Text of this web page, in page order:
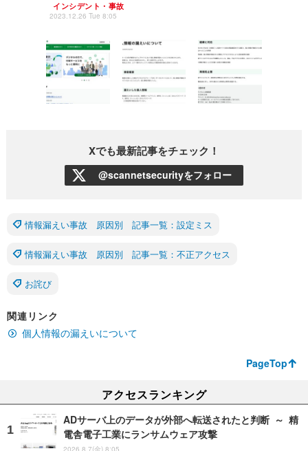
インシデント・事故
2023.12.26 Tue 8:05
Xでも最新記事をチェック！
@scannetsecurityをフォロー
情報漏えい事故 原因別 記事一覧：設定ミス
情報漏えい事故 原因別 記事一覧：不正アクセス
お詫び
関連リンク
個人情報の漏えいについて
PageTop
アクセスランキング
ADサーバ上のデータが外部へ転送されたと判断 ～ 精
電舎電子工業にランサムウェア攻撃
2026.8.7(金) 8:05